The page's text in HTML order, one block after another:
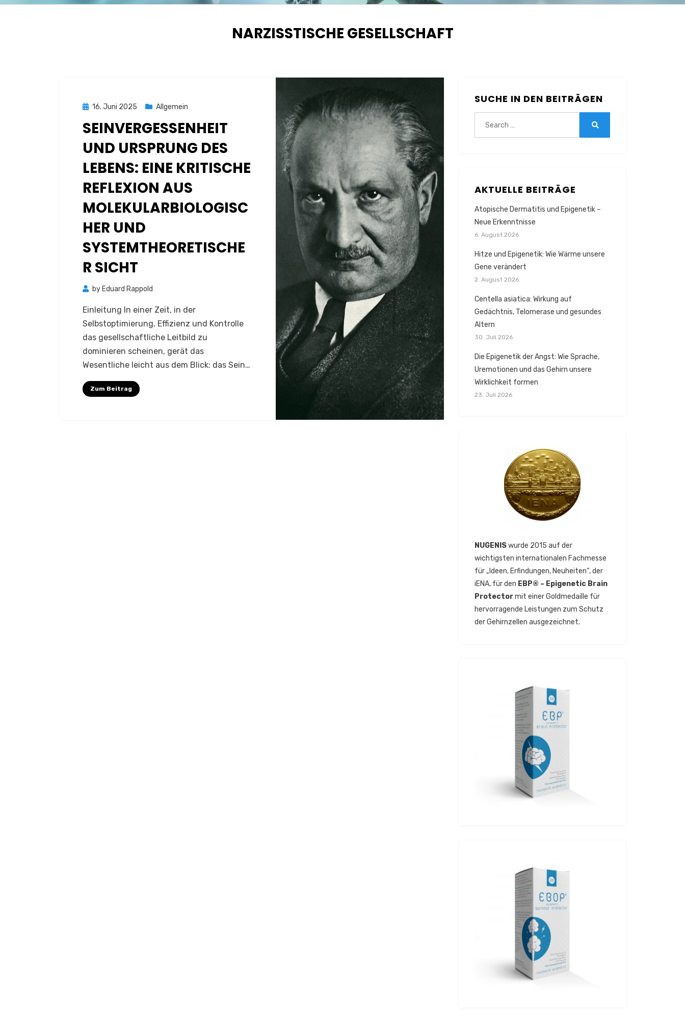
SCHLAGWORT
:
NARZISSTISCHE GESELLSCHAFT
Posted
16. Juni 2025 Allgemein
SEINVERGESSENHEIT
UND URSPRUNG DES
LEBENS: EINE KRITISCHE
REFLEXION AUS
MOLEKULARBIOLOGISC
HER UND
SYSTEMTHEORETISCHE
R SICHT
by Eduard Rappold
Einleitung In einer Zeit, in der
Selbstoptimierung, Effizienz und Kontrolle
das gesellschaftliche Leitbild zu
dominieren scheinen, gerät das
Wesentliche leicht aus dem Blick: das Sein…
Zum Beitrag
SUCHE IN DEN BEITRÄGEN
AKTUELLE BEITRÄGE
Atopische Dermatitis und Epigenetik –
Neue Erkenntnisse
6. August 2026
Hitze und Epigenetik: Wie Wärme unsere
Gene verändert
2. August 2026
Centella asiatica: Wirkung auf
Gedächtnis, Telomerase und gesundes
Altern
30. Juli 2026
Die Epigenetik der Angst: Wie Sprache,
Uremotionen und das Gehirn unsere
Wirklichkeit formen
23. Juli 2026
NUGENISwurde 2015 auf der
wichtigsten internationalen Fachmesse
für „Ideen, Erfindungen, Neuheiten“, der
iENA, für den EBP® – Epigenetic Brain
Protectormit einer Goldmedaille für
hervorragende Leistungen zum Schutz
der Gehirnzellen ausgezeichnet.